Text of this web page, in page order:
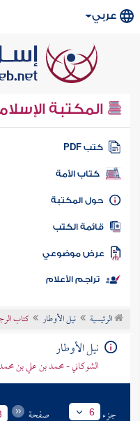
عربي
المكتبة
كتب PDF
كتاب الأمة
المكتبة
الكتب
موضوعي
تراجم الأعلام
الرئيسية نيل الأوطار كتاب
نيل الأوطار
الشوكاني - محمد بن علي بن
جزء 6 صفحة